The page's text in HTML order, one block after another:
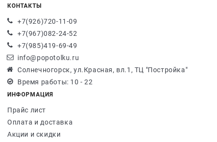
КОНТАКТЫ
+7(926)720-11-09
+7(967)082-24-52
+7(985)419-69-49
info@popotolku.ru
Солнечногорск, ул.Красная, вл.1, ТЦ "Постройка"
Время работы: 10 - 22
ИНФОРМАЦИЯ
Прайс лист
Оплата и доставка
Акции и скидки